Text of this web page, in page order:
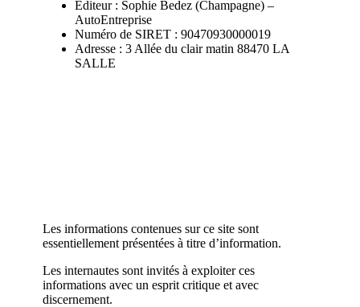
Editeur : Sophie Bedez (Champagne) –
AutoEntreprise
Numéro de SIRET : 90470930000019
Adresse : 3 Allée du clair matin 88470 LA
SALLE
Les informations contenues sur ce site sont
essentiellement présentées à titre d’information.
Les internautes sont invités à exploiter ces
informations avec un esprit critique et avec
discernement.